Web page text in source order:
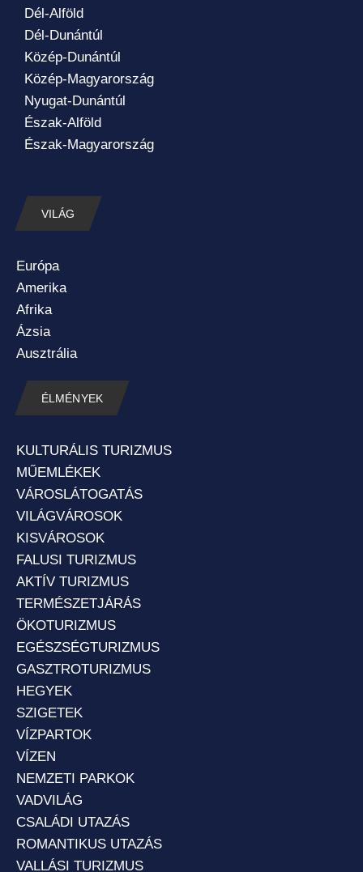
Dél-Alföld
Dél-Dunántúl
Közép-Dunántúl
Közép-Magyarország
Nyugat-Dunántúl
Észak-Alföld
Észak-Magyarország
VILÁG
Európa
Amerika
Afrika
Ázsia
Ausztrália
ÉLMÉNYEK
KULTURÁLIS TURIZMUS
MŰEMLÉKEK
VÁROSLÁTOGATÁS
VILÁGVÁROSOK
KISVÁROSOK
FALUSI TURIZMUS
AKTÍV TURIZMUS
TERMÉSZETJÁRÁS
ÖKOTURIZMUS
EGÉSZSÉGTURIZMUS
GASZTROTURIZMUS
HEGYEK
SZIGETEK
VÍZPARTOK
VÍZEN
NEMZETI PARKOK
VADVILÁG
CSALÁDI UTAZÁS
ROMANTIKUS UTAZÁS
VALLÁSI TURIZMUS